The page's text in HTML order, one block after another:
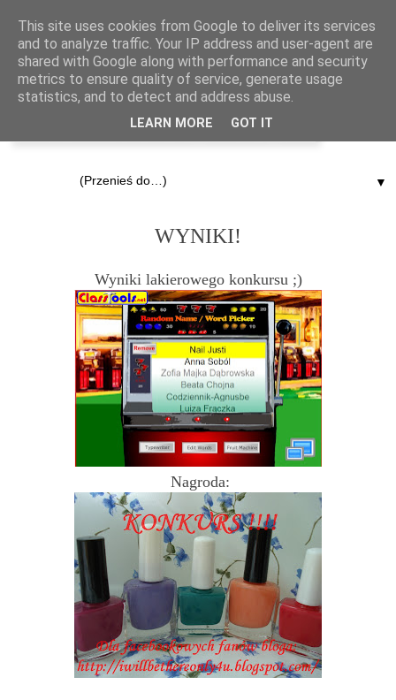
▼
WYNIKI!
Wyniki lakierowego konkursu ;)
Nagroda:
This site uses cookies from Google to deliver its services
and to analyze traffic. Your IP address and user-agent are
shared with Google along with performance and security
metrics to ensure quality of service, generate usage
statistics, and to detect and address abuse.
LEARN MORE GOT IT